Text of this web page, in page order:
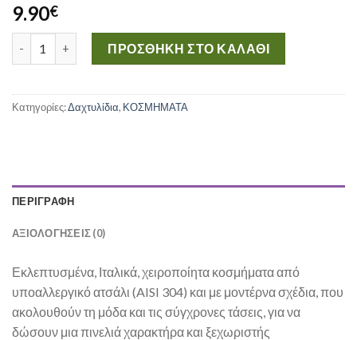
9.90€
Mylovly LOOP Ring Hearts Light Point Silver ποσότητα
ΠΡΟΣΘΉΚΗ ΣΤΟ ΚΑΛΆΘΙ
Κατηγορίες:Δαχτυλίδια, ΚΟΣΜΗΜΑΤΑ
ΠΕΡΙΓΡΑΦΉ
ΑΞΙΟΛΟΓΉΣΕΙΣ (0)
Εκλεπτυσμένα, Ιταλικά, χειροποίητα κοσμήματα από
υποαλλεργικό ατσάλι (AISI 304) και με μοντέρνα σχέδια, που
ακολουθούν τη μόδα και τις σύγχρονες τάσεις, για να
δώσουν μια πινελιά χαρακτήρα και ξεχωριστής